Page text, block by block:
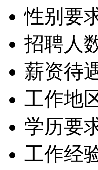
性别要
招聘人
薪资待
工作地
学历要
工作经